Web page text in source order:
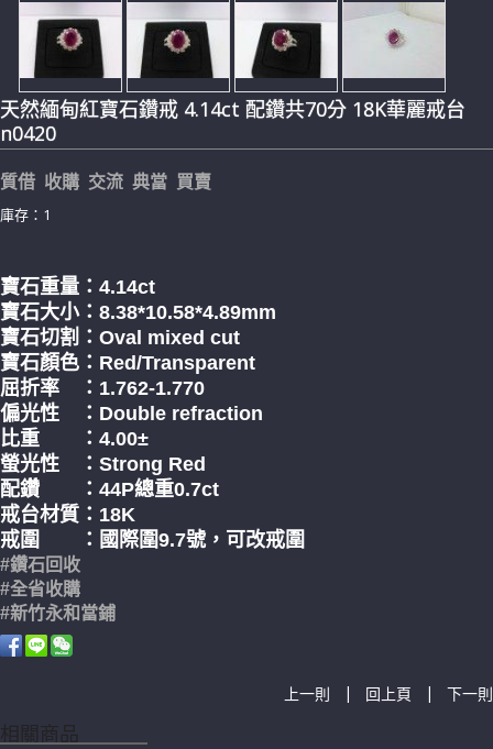
天然緬甸紅寶石鑽戒 4.14ct 配鑽共70分 18K華麗戒台
n0420
質借 收購 交流 典當 買賣
庫存：1
寶石重量：4.14ct
寶石大小：8.38*10.58*4.89mm
寶石切割：Oval mixed cut
寶石顏色：Red/Transparent
屈折率 ：1.762-1.770
偏光性 ：Double refraction
比重 ：4.00±
螢光性 ：Strong Red
配鑽 ：44P總重0.7ct
戒台材質：18K
戒圍 ：國際圍9.7號，可改戒圍
#鑽石回收
#全省收購
#新竹永和當鋪
上一則 | 回上頁 | 下一則
相關商品